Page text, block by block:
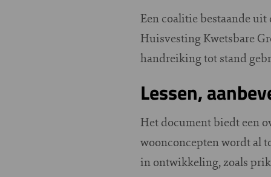
Een coalitie bestaande
Huisvesting Kwetsbare
handreiking tot stand
Lessen,
Het document biedt een
woonconcepten wordt al
in ontwikkeling, zoals